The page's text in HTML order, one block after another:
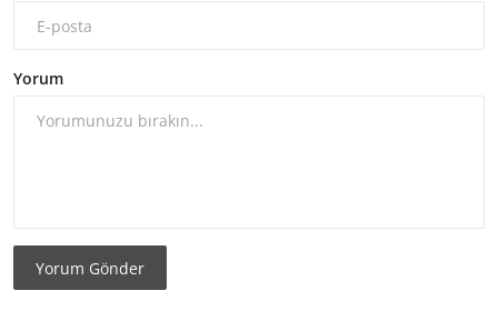
Yorum
Yorum Gönder